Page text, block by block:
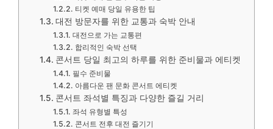
티켓 예매 당일 유용한 팁
대전 방문자를 위한 교통과 숙박 안내
대전으로 가는 교통편
합리적인 숙박 선택
콘서트 당일 최고의 하루를 위한 준비물과 에티켓
필수 준비물
아름다운 팬 문화 콘서트 에티켓
콘서트 좌석별 특징과 다양한 즐길 거리
좌석 유형별 특성
콘서트 전후 대전 즐기기